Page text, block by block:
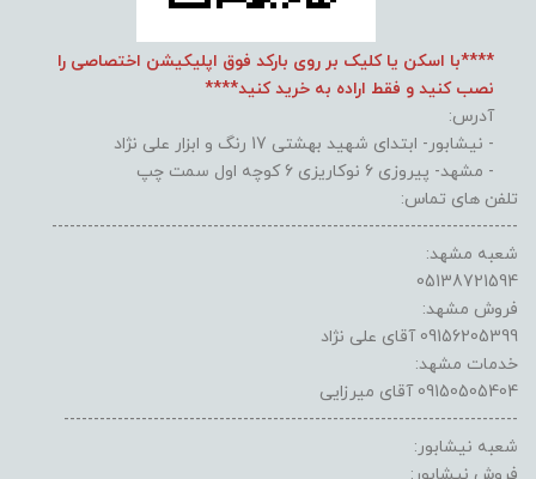
****با اسکن یا کلیک بر روی بارکد فوق اپلیکیشن اختصاصی را
نصب کنید و فقط اراده به خرید کنید****
آدرس:
- نیشابور- ابتدای شهید بهشتی 17 رنگ و ابزار علی نژاد
- مشهد- پیروزی 6 نوکاریزی 6 کوچه اول سمت چپ
تلفن های تماس:
------------------------------------------------------------------------------
شعبه مشهد:
05138721594
فروش مشهد:
09156205399 آقای علی نژاد
خدمات مشهد:
09150505404 آقای میرزایی
----------------------------------------------------------------------------
شعبه نیشابور: